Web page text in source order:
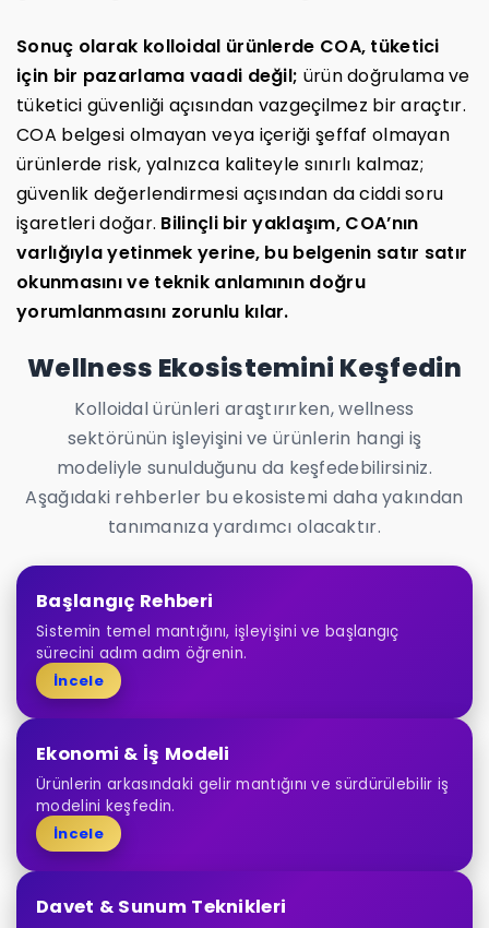
Sonuç olarak kolloidal ürünlerde COA, tüketici
için bir pazarlama vaadi değil; ürün doğrulama ve
tüketici güvenliği açısından vazgeçilmez bir araçtır.
COA belgesi olmayan veya içeriği şeffaf olmayan
ürünlerde risk, yalnızca kaliteyle sınırlı kalmaz;
güvenlik değerlendirmesi açısından da ciddi soru
işaretleri doğar. Bilinçli bir yaklaşım, COA’nın
varlığıyla yetinmek yerine, bu belgenin satır satır
okunmasını ve teknik anlamının doğru
yorumlanmasını zorunlu kılar.
Wellness Ekosistemini Keşfedin
Kolloidal ürünleri araştırırken, wellness
sektörünün işleyişini ve ürünlerin hangi iş
modeliyle sunulduğunu da keşfedebilirsiniz.
Aşağıdaki rehberler bu ekosistemi daha yakından
tanımanıza yardımcı olacaktır.
Başlangıç Rehberi
Sistemin temel mantığını, işleyişini ve başlangıç
sürecini adım adım öğrenin.
İncele
Ekonomi & İş Modeli
Ürünlerin arkasındaki gelir mantığını ve sürdürülebilir iş
modelini keşfedin.
İncele
Davet & Sunum Teknikleri